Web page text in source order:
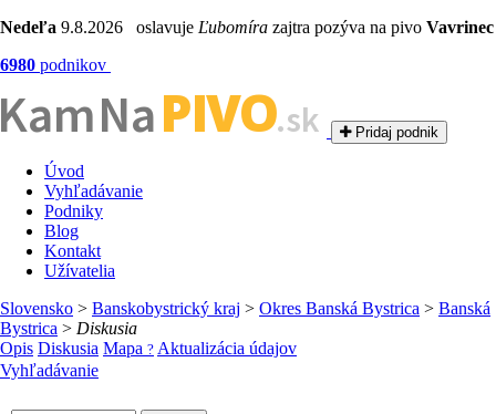
Nedeľa 9.8.2026 oslavuje Ľubomíra zajtra pozýva na pivo Vavrinec
6980 podnikov
NaPIVO.sk Pridaj podnik
Úvod
Vyhľadávanie
Podniky
Blog
Kontakt
Užívatelia
Slovensko > Banskobystrický kraj > Okres Banská Bystrica > Banská
Bystrica > Diskusia
Opis Diskusia Mapa ? Aktualizácia údajov
Vyhľadávanie